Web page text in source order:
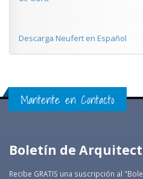
Descarga Neufert en Español
Mantente en Contacto
Boletín de
Recibe GRATIS una suscripción al